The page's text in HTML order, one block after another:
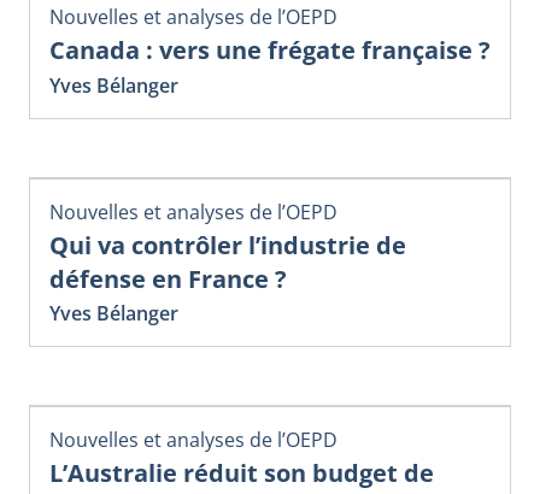
Nouvelles et analyses de l’OEPD
Canada : vers une frégate française ?
Yves Bélanger
Nouvelles et analyses de l’OEPD
Qui va contrôler l’industrie de
défense en France ?
Yves Bélanger
Nouvelles et analyses de l’OEPD
L’Australie réduit son budget de